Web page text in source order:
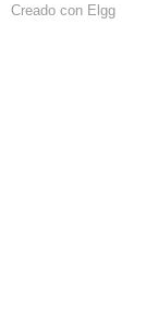
Creado con Elgg